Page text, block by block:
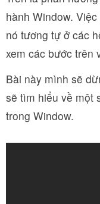
hành Window.
nó tương tự ở các
xem các bước trên
Bài này mình sẽ
sẽ tìm hiểu về một
trong Window.